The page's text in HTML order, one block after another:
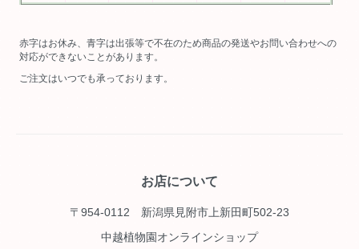
赤字はお休み、青字は出張等で不在のため商品の発送やお問い合わせへの
対応ができないことがあります。
ご注文はいつでも承っております。
お店について
〒954-0112 新潟県見附市上新田町502-23
中越植物園オンラインショップ